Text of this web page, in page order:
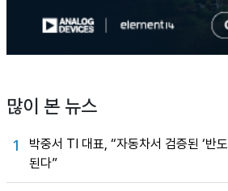
많이 본 뉴스
1
박중서 TI 대표, “자동차서 검증된 ‘반
된다”